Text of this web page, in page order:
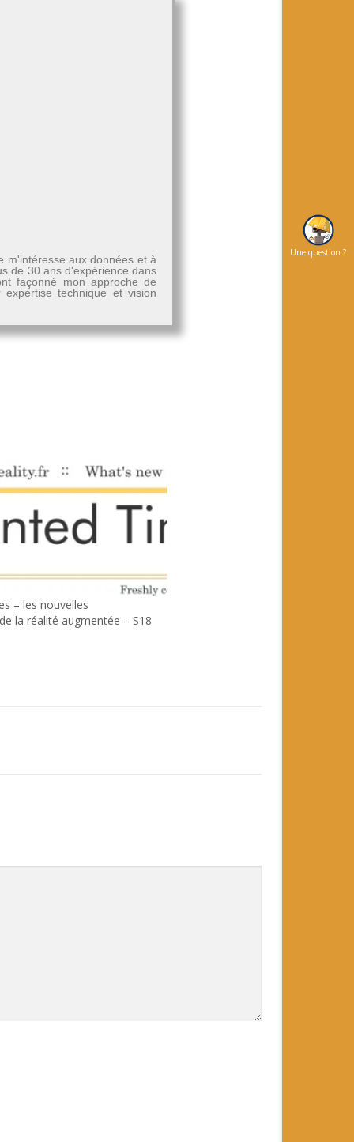
m'intéresse aux données et à
de 30 ans d'expérience dans
façonné mon approche de
technique et vision
– les nouvelles
la réalité augmentée – S18
Une question ?